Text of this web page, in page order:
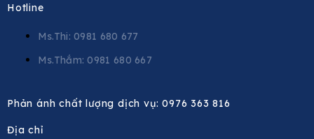
Hotline
Ms.Thi: 0981 680 677
Ms.Thắm: 0981 680 667
Phản ánh chất lượng dịch vụ:0976 363 816
Địa chỉ